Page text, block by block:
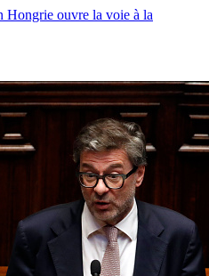
Hongrie ouvre la voie à la